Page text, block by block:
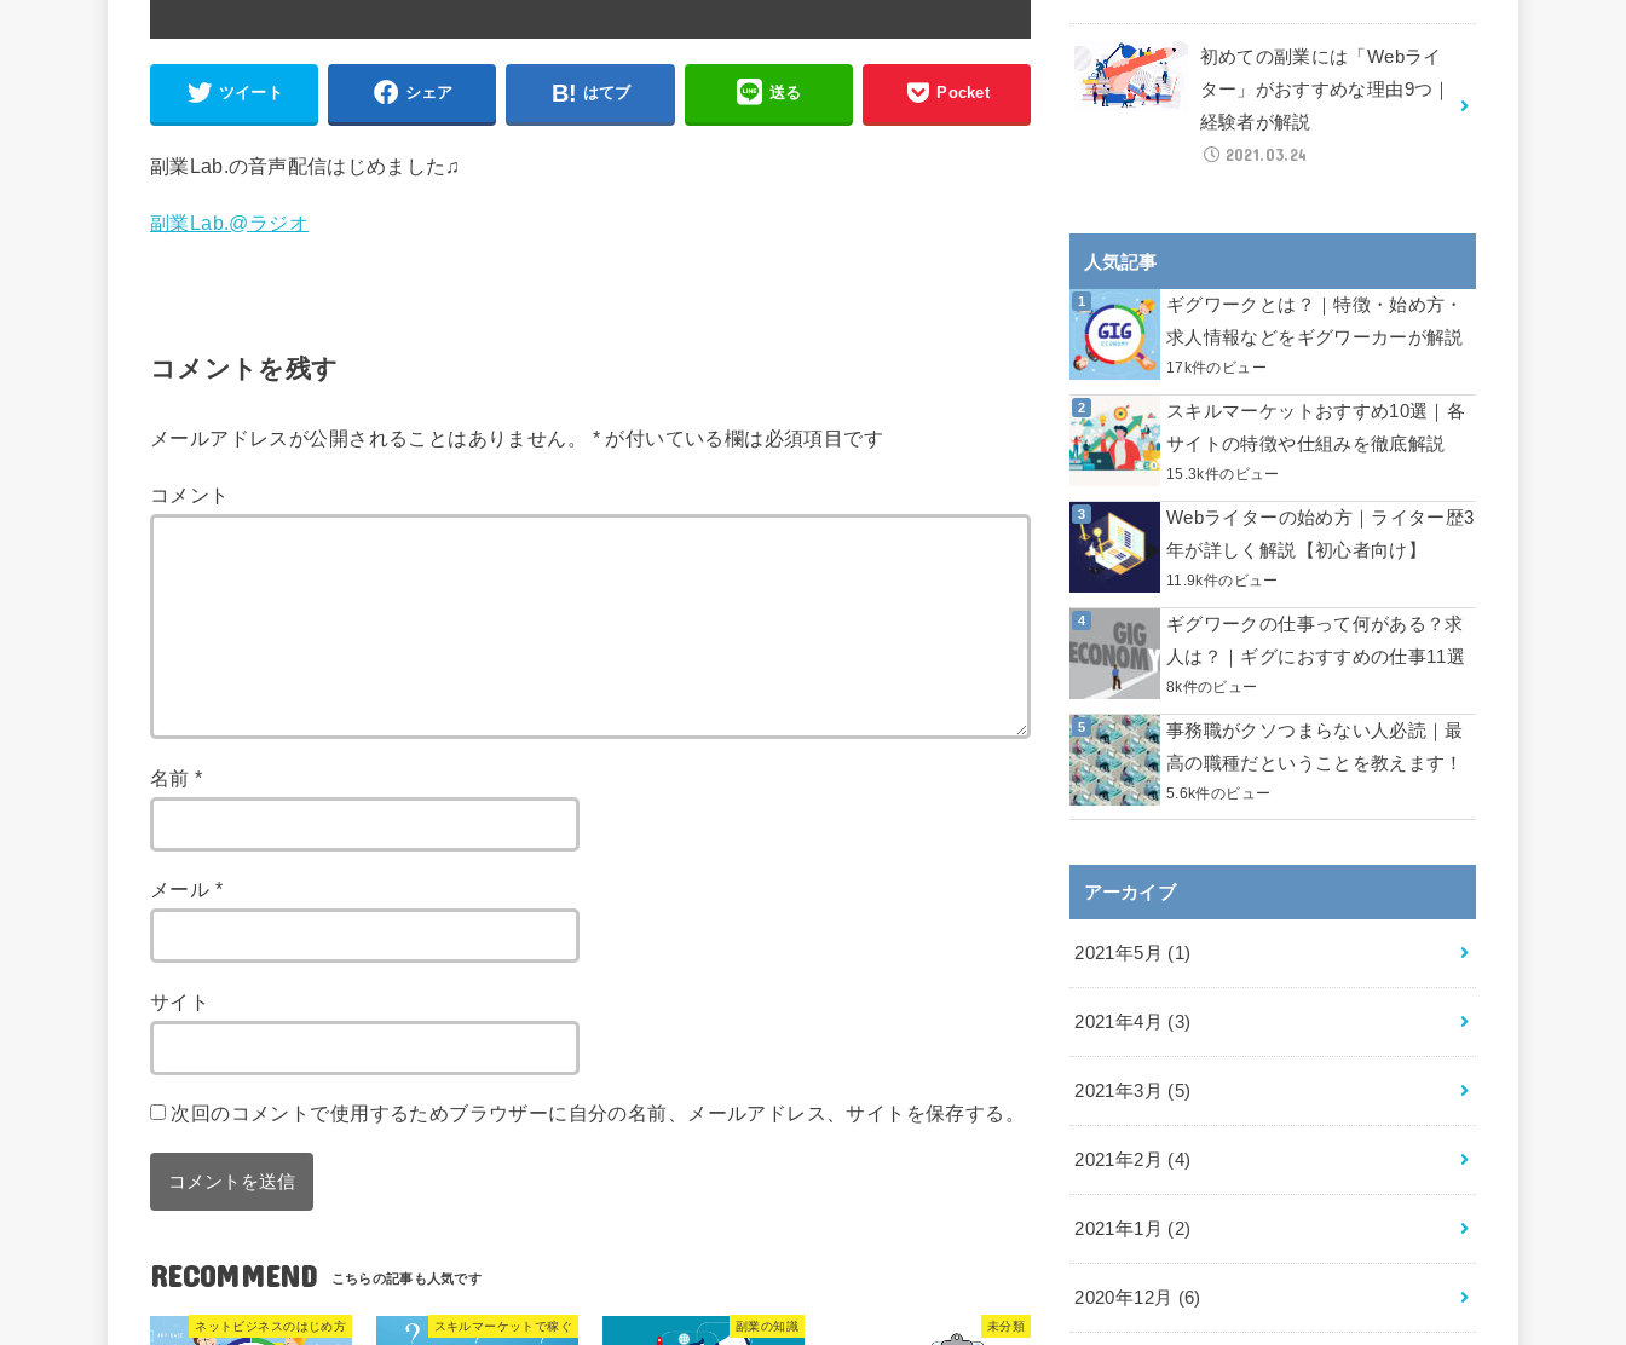
ツイート シェア はてブ 送る Pocket
副業Lab.の音声配信はじめました♫
副業Lab.@ラジオ
コメントを残す
メールアドレスが公開されることはありません。 *が付いている欄は必須項目です
コメント
名前*
メール *
サイト
次回のコメントで使用するためブラウザーに自分の名前、メールアドレス、サイトを保存する。
RECOMMEND
ネットビジネスのはじめ方 スキルマーケットで稼ぐ 副業の知識 未分類
初めての副業には「Webライ
ター」がおすすめな理由9つ｜
経験者が解説
2021.03.24
人気記事
ギグワークとは？｜特徴・始め方・
求人情報などをギグワーカーが解説
17k件のビュー
スキルマーケットおすすめ10選｜各
サイトの特徴や仕組みを徹底解説
15.3k件のビュー
Webライターの始め方｜ライター歴3
年が詳しく解説【初心者向け】
11.9k件のビュー
ギグワークの仕事って何がある？求
人は？｜ギグにおすすめの仕事11選
8k件のビュー
事務職がクソつまらない人必読｜最
高の職種だということを教えます！
5.6k件のビュー
アーカイブ
2021年5月 (1)
2021年4月 (3)
2021年3月 (5)
2021年2月 (4)
2021年1月 (2)
2020年12月 (6)